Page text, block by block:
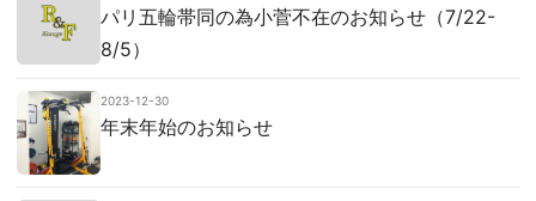
パリ五輪帯同の為小菅不在のお知らせ（7/22-
8/5）
2023-12-30
年末年始のお知らせ